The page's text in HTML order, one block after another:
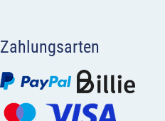
Zahlungsarten